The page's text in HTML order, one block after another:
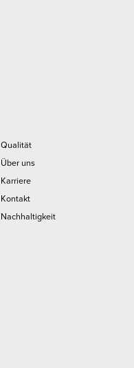
Qualität
Über uns
Karriere
Kontakt
Nachhaltigkeit